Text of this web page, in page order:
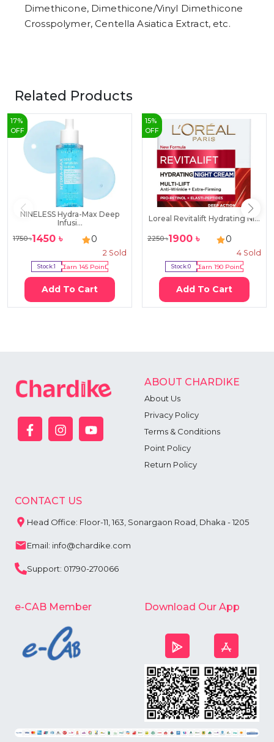
Dimethicone, Dimethicone/Vinyl Dimethicone
Crosspolymer, Centella Asiatica Extract, etc.
Related Products
17%
OFF
NINELESS Hydra-Max Deep
Infusi...
1750৳1450 ৳ 0
2 Sold
Stock:1 Earn145 Point
Add To Cart
15%
OFF
Loreal Revitalift Hydrating Ni...
2250৳1900 ৳ 0
4 Sold
Stock:0 Earn190 Point
Add To Cart
ABOUT CHARDIKE
About Us
Privacy Policy
Terms & Conditions
Point Policy
Return Policy
CONTACT US
Head Office: Floor-11, 163, Sonargaon Road, Dhaka - 1205
Email: info@chardike.com
Support: 01790-270066
e-CAB Member Download Our App